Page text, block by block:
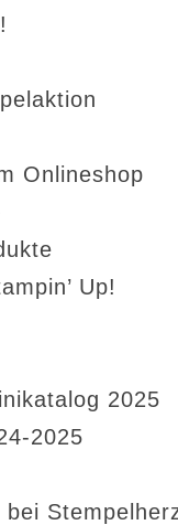
Onlineshop
Up!
2025
2025